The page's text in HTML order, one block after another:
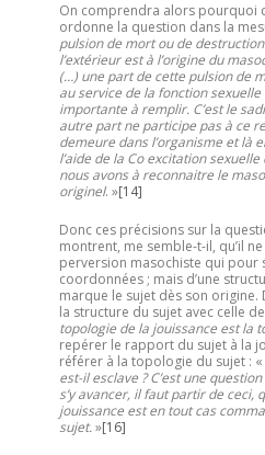
On comprendra alors pourquoi
ordonne la question dans la
pulsion de mort ou de
l’extérieur est à l’origine du
(…) une part de cette pulsion de
au service de la fonction
importante à remplir. C’est le
autre part ne participe pas à ce
demeure dans l’organisme et là
l’aide de la Co excitation
nous avons à reconnaitre le
originel. »[14]
Donc ces précisions sur la
montrent, me semble-t-il, qu’il
perversion masochiste qui pour
coordonnées ; mais d’une
marque le sujet dès son origine.
la structure du sujet avec celle
topologie de la jouissance est la
repérer le rapport du sujet à la
référer à la topologie du sujet : «
est-il esclave ? C’est une
s’y avancer, il faut partir de ceci,
jouissance est en tout cas
sujet.»[16]